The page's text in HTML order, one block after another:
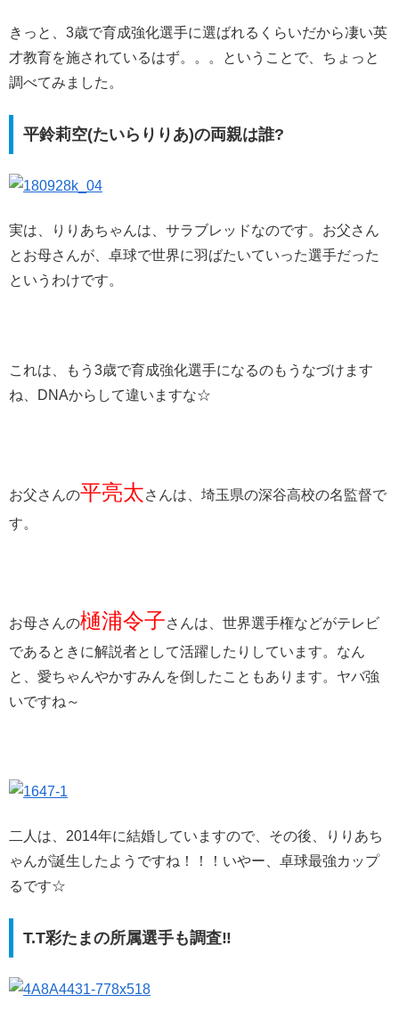
きっと、3歳で育成強化選手に選ばれるくらいだから凄い英
才教育を施されているはず。。。ということで、ちょっと
調べてみました。
平鈴莉空(たいらりりあ)の両親は誰?
実は、りりあちゃんは、サラブレッドなのです。お父さん
とお母さんが、卓球で世界に羽ばたいていった選手だった
というわけです。
これは、もう3歳で育成強化選手になるのもうなづけます
ね、DNAからして違いますな☆
お父さんの平亮太さんは、埼玉県の深谷高校の名監督で
す。
お母さんの樋浦令子さんは、世界選手権などがテレビ
であるときに解説者として活躍したりしています。なん
と、愛ちゃんやかすみんを倒したこともあります。ヤバ強
いですね～
二人は、2014年に結婚していますので、その後、りりあち
ゃんが誕生したようですね！！！いやー、卓球最強カップ
るです☆
T.T彩たまの所属選手も調査‼